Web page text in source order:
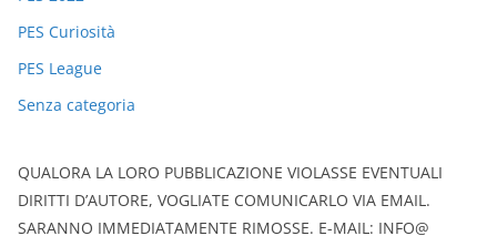
PES Curiosità
PES League
Senza categoria
QUALORA LA LORO PUBBLICAZIONE VIOLASSE EVENTUALI
DIRITTI D’AUTORE, VOGLIATE COMUNICARLO VIA EMAIL.
SARANNO IMMEDIATAMENTE RIMOSSE. E-MAIL: INFO@